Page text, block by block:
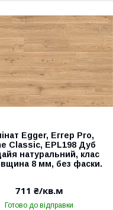
Egger, Еггер Pro,
Classic, EPL198 Дуб
натуральний, клас
8 мм, без фаски.
711 ₴/кв.м
Готово до відправки